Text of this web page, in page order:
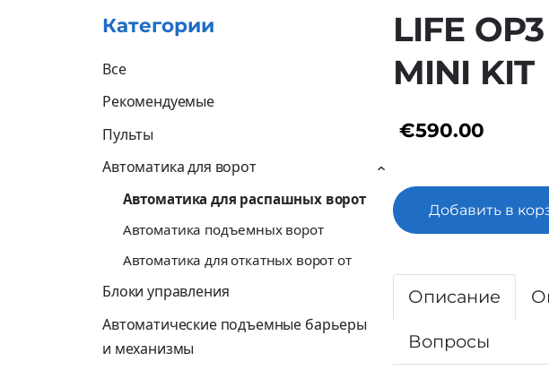
Категории
Все
Рекомендуемые
Пульты
Автоматика для ворот
Автоматика для распашных ворот
Автоматика подъемных ворот
Автоматика для откатных ворот от
›
Блоки управления
Автоматические подъемные барьеры
и механизмы
LIFE
MINI KIT
€590.00
Добавить в
Описание
Вопросы